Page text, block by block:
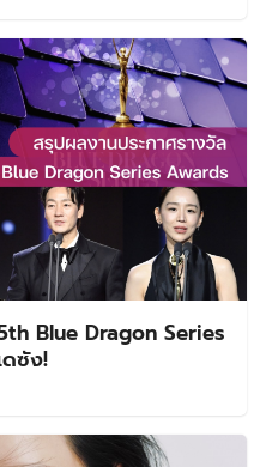
Blue Dragon Series
ซัง!